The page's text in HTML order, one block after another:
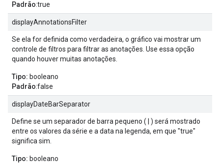
Padrão:true
displayAnnotationsFilter
Se ela for definida como verdadeira, o gráfico vai mostrar um
controle de filtros para filtrar as anotações. Use essa opção
quando houver muitas anotações.
Tipo: booleano
Padrão:false
displayDateBarSeparator
Define se um separador de barra pequeno ( | ) será mostrado
entre os valores da série e a data na legenda, em que "true"
significa sim.
Tipo: booleano